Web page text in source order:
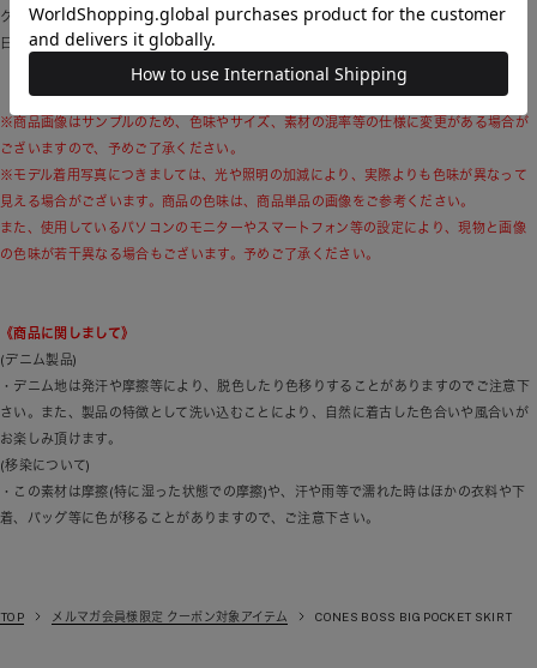
クでチェンジボタンにも刻印されています。
日本では知る人ぞ知るヴィンテージワークブランドの一つです。
※商品画像はサンプルのため、色味やサイズ、素材の混率等の仕様に変更がある場合が
ございますので、予めご了承ください。
※モデル着用写真につきましては、光や照明の加減により、実際よりも色味が異なって
見える場合がございます。商品の色味は、商品単品の画像をご参考ください。
また、使用しているパソコンのモニターやスマートフォン等の設定により、現物と画像
の色味が若干異なる場合もございます。予めご了承ください。
《商品に関しまして》
(デニム製品)
・デニム地は発汗や摩擦等により、脱色したり色移りすることがありますのでご注意下
さい。また、製品の特徴として洗い込むことにより、自然に着古した色合いや風合いが
お楽しみ頂けます。
(移染について)
・この素材は摩擦(特に湿った状態での摩擦)や、汗や雨等で濡れた時はほかの衣料や下
着、バッグ等に色が移ることがありますので、ご注意下さい。
TOP メルマガ会員様限定 クーポン対象アイテム CONES BOSS BIG POCKET SKIRT